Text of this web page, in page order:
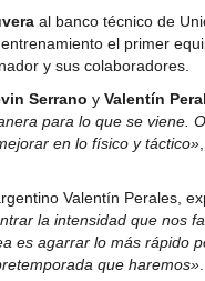
al banco técnico de
el primer
y sus colaboradores.
Serrano y Valentín
para lo que se viene.
en lo físico y táctico»
Valentín Perales,
la intensidad que nos
es agarrar lo más rápido
que haremos»